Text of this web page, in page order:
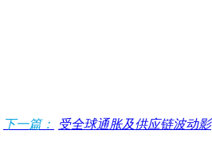
下一篇：
受全球通胀及供应链波动影